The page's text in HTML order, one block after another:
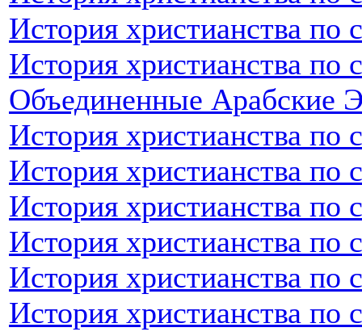
История христианства
История христианства по
Объединенные Арабские
История христианства
История христианства по
История христианства по
История христианства по
История христианства
История христианства по